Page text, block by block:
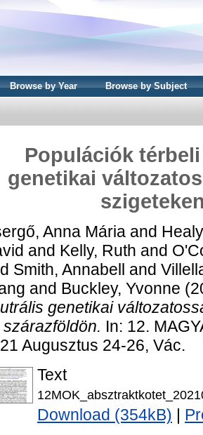
Browse by Year Browse by Subject
Populációk
genetikai
Anna Mária and
and Kelly, Ruth and
Smith, Annabell and
and Buckley, Yvonne
genetikai
In: 12.
Augusztus 24-26, Vác.
Text
Download (354kB)